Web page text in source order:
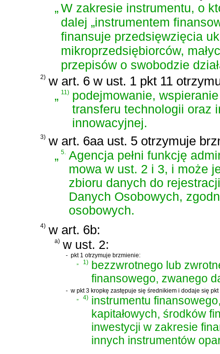
„W zakresie instrumentu, o
dalej „instrumentem
finansuje przedsięwzięcia
mikroprzedsiębiorców,
przepisów o swobodzie
2) w art. 6 w ust. 1 pkt 11
„11) podejmowanie,
transferu technologii oraz
innowacyjnej.
3) w art. 6aa ust. 5 otrzymuje
„5. Agencja pełni funkcję
mowa w ust. 2 i 3, i może
zbioru danych do
Danych Osobowych,
osobowych.
4) w art. 6b:
a) w ust. 2:
- pkt 1 otrzymuje brzmienie:
„
1) bezzwrotnego lub
finansowego, zwanego
- w pkt 3 kropkę zastępuje się średnikiem i dodaje się
4) instrumentu
kapitałowych, środków
inwestycji w zakresie
innych instrumentów